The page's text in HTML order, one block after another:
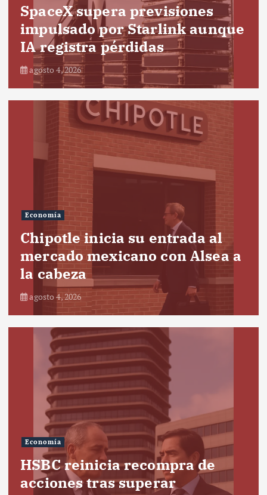
SpaceX supera previsiones
impulsado por Starlink aunque
IA registra pérdidas
agosto 4, 2026
Economía
Chipotle inicia su entrada al
mercado mexicano con Alsea a
la cabeza
agosto 4, 2026
Economía
HSBC reinicia recompra de
acciones tras superar